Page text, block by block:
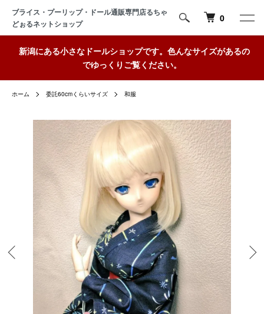
ブライス・プーリップ・ドール通販専門店るちゃ
どぉるネットショップ
0
新潟にある小さなドールショップです。色んなサイズがあるの
でゆっくりご覧ください。
ホーム 委託60cmくらいサイズ 和服